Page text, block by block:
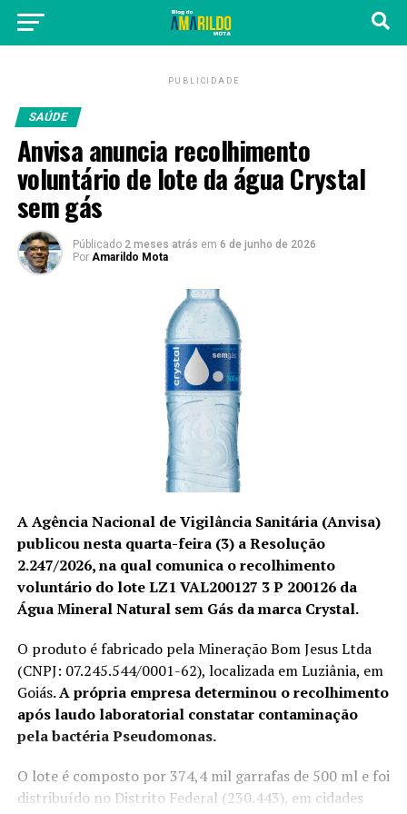
PUBLICIDADE
SAÚDE
Anvisa anuncia recolhimento
voluntário de lote da água Crystal
sem gás
Públicado 2 meses atrás em 6 de junho de 2026
Por Amarildo Mota
A Agência Nacional de Vigilância Sanitária (Anvisa)
publicou nesta quarta-feira (3) a Resolução
2.247/2026, na qual comunica o recolhimento
voluntário do lote LZ1 VAL200127 3 P 200126 da
Água Mineral Natural sem Gás da marca Crystal.
O produto é fabricado pela Mineração Bom Jesus Ltda
(CNPJ: 07.245.544/0001-62), localizada em Luziânia, em
Goiás. A própria empresa determinou o recolhimento
após laudo laboratorial constatar contaminação
pelabactéria Pseudomonas.
O lote é composto por 374,4 mil garrafas de 500 ml e foi
distribuído no Distrito Federal (230.443), em cidades